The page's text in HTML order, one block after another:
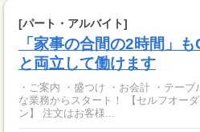
[パート・アルバイト]
「家事の合間の2時間」
と両立して働けます
・ご案内 ・盛つけ ・お会計 ・テー
な業務からスタート！ 【セルフオーダー導入なので接客がカンタ
ン】 注文はお客様...